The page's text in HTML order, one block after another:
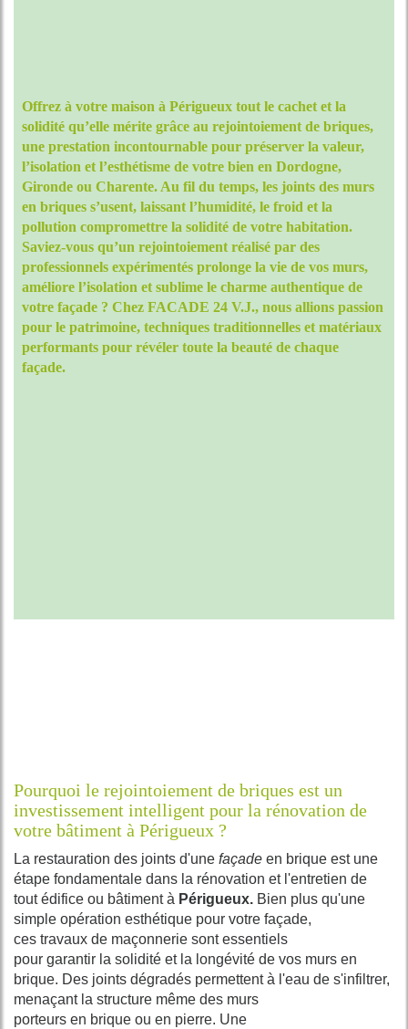
Offrez à votre maison à Périgueux tout le cachet et la
solidité qu’elle mérite grâce au rejointoiement de briques,
une prestation incontournable pour préserver la valeur,
l’isolation et l’esthétisme de votre bien en Dordogne,
Gironde ou Charente. Au fil du temps, les joints des murs
en briques s’usent, laissant l’humidité, le froid et la
pollution compromettre la solidité de votre habitation.
Saviez-vous qu’un rejointoiement réalisé par des
professionnels expérimentés prolonge la vie de vos murs,
améliore l’isolation et sublime le charme authentique de
votre façade ? Chez FACADE 24 V.J., nous allions passion
pour le patrimoine, techniques traditionnelles et matériaux
performants pour révéler toute la beauté de chaque
façade.
Pourquoi le rejointoiement de briques est un
investissement intelligent pour la rénovation de
votre bâtiment à Périgueux ?
La restauration des joints d'une façade en brique est une
étape fondamentale dans la rénovation et l'entretien de
toutédifice ou bâtimentà Périgueux. Bien plus qu'une
simple opération esthétique pour votre façade,
ces travaux de maçonnerie sont essentiels
pour garantir la solidité et la longévité de vos murs en
brique. Des joints dégradés permettent à l'eau de s'infiltrer,
menaçant la structure même des murs
porteurs en brique ou en pierre. Une